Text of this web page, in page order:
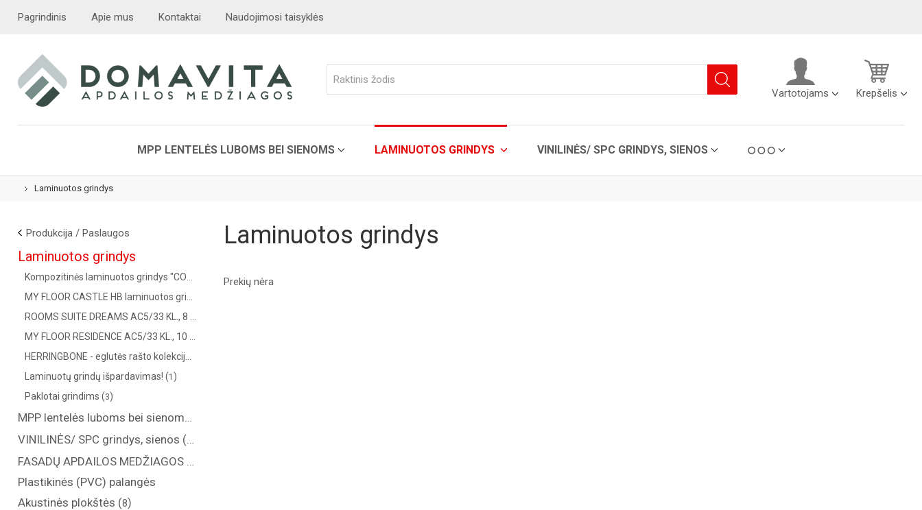
Pagrindinis Apie mus Kontaktai Naudojimosi taisyklės
Vartotojams Krepšelis
MPP LENTELĖS LUBOMS BEI SIENOMS LAMINUOTOS GRINDYS VINILINĖS/ SPC GRINDYS, SIENOS
Laminuotos grindys
Laminuotos grindys
Prekių nėra
Produkcija / Paslaugos
Laminuotos grindys
6)
Laminuotų grindų išpardavimas! (1 )
Paklotai grindims (3)
MPP lentelės luboms bei sienoms (
VINILINĖS/ SPC grindys, sienos (
70
FASADŲ APDAILOS MEDŽIAGOS ( saidingas, plastikinės dailylentės )
Plastikinės (PVC) palangės
Akustinės plokštės (8)